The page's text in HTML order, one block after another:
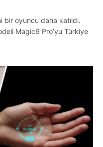
bir oyuncu daha katıldı.
Magic6 Pro’yu Türkiye